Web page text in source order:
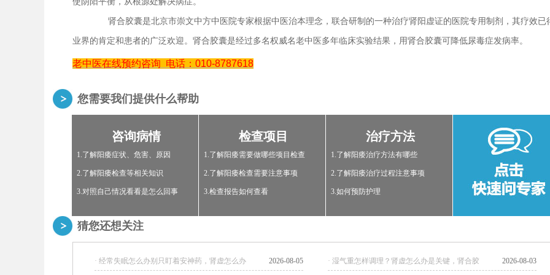
肾合胶囊是北京市崇文中方中医院专家根据中医治本理念，联合研制的一种治疗肾阳虚证的医院专用制剂，其疗效已
业界的肯定和患者的广泛欢迎。肾合胶囊是经过多名权威名老中医多年临床实验结果，用肾合胶囊可降低尿毒症发病率。
老中医在线预约咨询 电话：010-8787618
您需要我们提供什么帮助
咨询病情
1.了解阳痿症状、危害、原因
2.了解阳痿检查等相关知识
3.对照自己情况看看是怎么回事
检查项目
1.了解阳痿需要做哪些项目检查
2.了解阳痿检查需要注意事项
3.检查报告如何查看
治疗方法
1.了解阳痿治疗方法有哪些
2.了解阳痿治疗过程注意事项
3.如何预防护理
猜您还想关注
· 经常失眠怎么办别只盯着安神药，肾虚怎么办 2026-08-05 · 湿气重怎样调理？肾虚怎么办是关键，肾合胶 2026-08-03